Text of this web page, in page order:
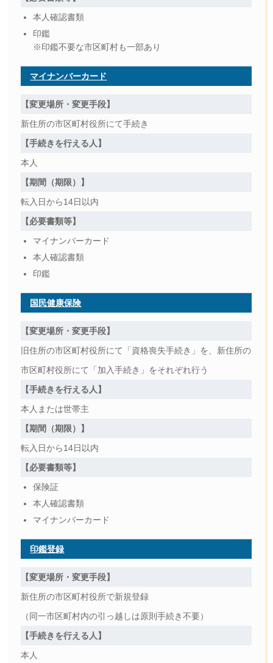
本人確認書類
印鑑
※印鑑不要な市区町村も一部あり
マイナンバーカード
【変更場所・変更手段】
新住所の市区町村役所にて手続き
【手続きを行える人】
本人
【期間（期限）】
転入日から14日以内
【必要書類等】
マイナンバーカード
本人確認書類
印鑑
国民健康保険
【変更場所・変更手段】
旧住所の市区町村役所にて「資格喪失手続き」を、新住所の
市区町村役所にて「加入手続き」をそれぞれ行う
【手続きを行える人】
本人または世帯主
【期間（期限）】
転入日から14日以内
【必要書類等】
保険証
本人確認書類
マイナンバーカード
印鑑登録
【変更場所・変更手段】
新住所の市区町村役所で新規登録
（同一市区町村内の引っ越しは原則手続き不要）
【手続きを行える人】
本人